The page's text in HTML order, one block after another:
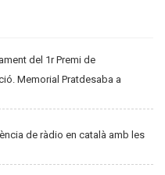
del 1r Premi de
Memorial Pratdesaba a
de ràdio en català amb les